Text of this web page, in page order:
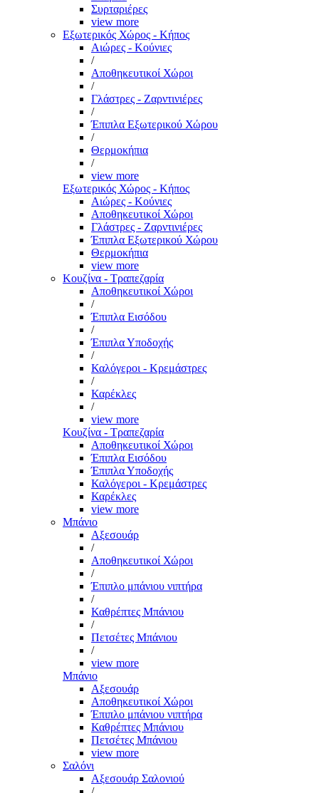
Συρταριέρες
view more
Εξωτερικός Χώρος - Κήπος
Αιώρες - Κούνιες
/
Αποθηκευτικοί Χώροι
/
Γλάστρες - Ζαρντινιέρες
/
Έπιπλα Εξωτερικού Χώρου
/
Θερμοκήπια
/
view more
Εξωτερικός Χώρος - Κήπος
Αιώρες - Κούνιες
Αποθηκευτικοί Χώροι
Γλάστρες - Ζαρντινιέρες
Έπιπλα Εξωτερικού Χώρου
Θερμοκήπια
view more
Κουζίνα - Τραπεζαρία
Αποθηκευτικοί Χώροι
/
Έπιπλα Εισόδου
/
Έπιπλα Υποδοχής
/
Καλόγεροι - Κρεμάστρες
/
Καρέκλες
/
view more
Κουζίνα - Τραπεζαρία
Αποθηκευτικοί Χώροι
Έπιπλα Εισόδου
Έπιπλα Υποδοχής
Καλόγεροι - Κρεμάστρες
Καρέκλες
view more
Μπάνιο
Αξεσουάρ
/
Αποθηκευτικοί Χώροι
/
Έπιπλο μπάνιου νιπτήρα
/
Καθρέπτες Μπάνιου
/
Πετσέτες Μπάνιου
/
view more
Μπάνιο
Αξεσουάρ
Αποθηκευτικοί Χώροι
Έπιπλο μπάνιου νιπτήρα
Καθρέπτες Μπάνιου
Πετσέτες Μπάνιου
view more
Σαλόνι
Αξεσουάρ Σαλονιού